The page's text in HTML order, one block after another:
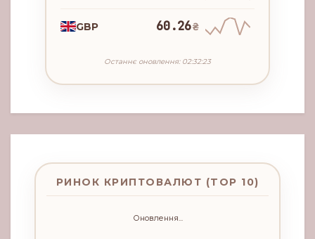
GBP 60.26₴
Останнє оновлення: 02:32:23
РИНОК КРИПТОВАЛЮТ (TOP 10)
Оновлення...